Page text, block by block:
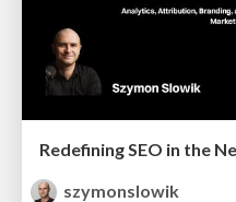
szymonslowik